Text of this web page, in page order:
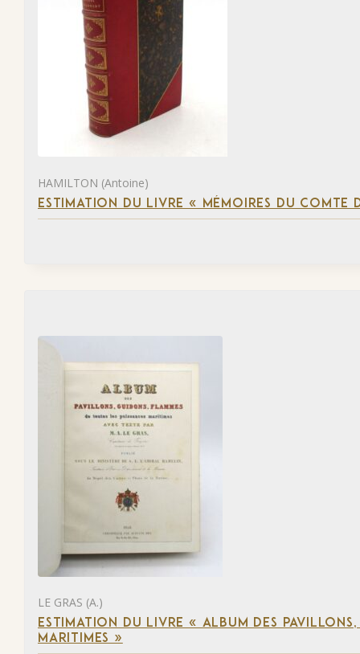
HAMILTON (Antoine)
ESTIMATION DU LIVRE « MÉMOIRES DU COMTE
LE GRAS (A.)
ESTIMATION DU LIVRE « ALBUM DES
MARITIMES »